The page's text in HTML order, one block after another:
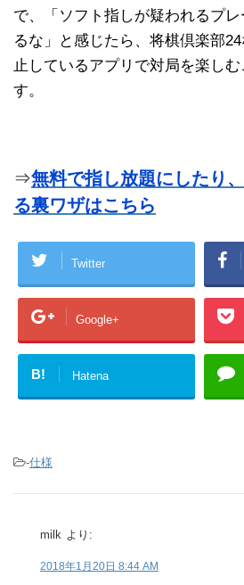
で、「ソフト指しが疑われるプ
るな」と感じたら、将棋倶楽部
止しているアプリで対局を楽しむ
す。
⇒無料で指し放題にしたり
る裏ワザはこちら
Twitter
Google+
B! Hatena
-仕様
milk より:
2018年1月20日 8:44 AM